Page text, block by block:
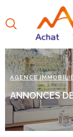
la
recherche
au
menu
au
contenu
AGENCE
ANNONCES